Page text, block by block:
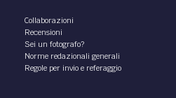
Collaborazioni
Recensioni
Sei un fotografo?
Norme redazionali generali
Regole per invio e referaggio